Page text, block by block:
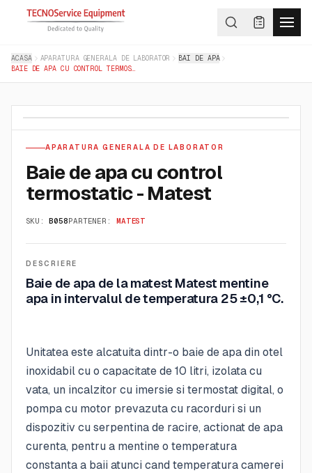
ACASA APARATURA GENERALA DE LABORATOR
BAI DE APA
APARATURA GENERALA DE LABORATOR
Baie de apa cu control
termostatic - Matest
SKU: B058PARTENER: MATEST
DESCRIERE
Baie de apa de la matest Matest mentine
apa in intervalul de temperatura 25 ±0,1 °C.
Unitatea este alcatuita dintr-o baie de apa din otel
inoxidabil cu o capacitate de 10 litri, izolata cu
vata, un incalzitor cu imersie si termostat digital, o
pompa cu motor prevazuta cu racorduri si un
dispozitiv cu serpentina de racire, actionat de apa
curenta, pentru a mentine o temperatura
constanta a baii atunci cand temperatura camerei